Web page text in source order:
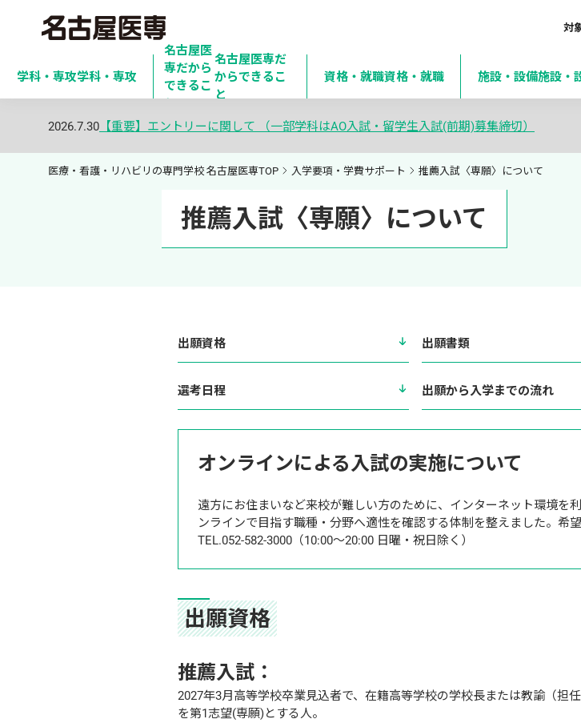
対
学科・専攻学科・専攻
名古屋医
専だから
できるこ
と
名古屋医専だ
からできるこ
と
資格・就職資格・就職 施設・設備施設・
2026.7.30 【重要】エントリーに関して （一部学科はAO入試・留学生入試(前期)募集締切）
医療・看護・リハビリの専門学校 名古屋医専TOP 入学要項・学費サポート 推薦入試〈専願〉について
推薦入試〈専願〉について
出願資格 出願書類
選考日程 出願から入学までの流れ
オンラインによる入試の実施について
遠方にお住まいなど来校が難しい方のために、インターネット環境を
ンラインで目指す職種・分野へ適性を確認する体制を整えました。希
TEL.052-582-3000（10:00〜20:00 日曜・祝日除く）
出願資格
推薦入試：
2027年3月高等学校卒業見込者で、在籍高等学校の学校長または教諭（担
を第1志望(専願)とする人。